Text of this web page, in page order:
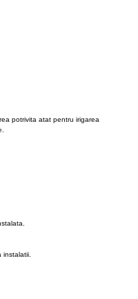
potrivita atat pentru irigarea